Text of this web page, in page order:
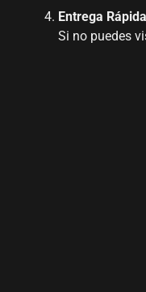
Entrega
Si no puedes